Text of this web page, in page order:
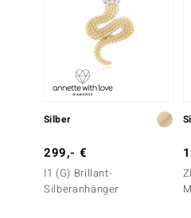
Silber
299,- €
I1 (G) Brillant-
Silberanhänger